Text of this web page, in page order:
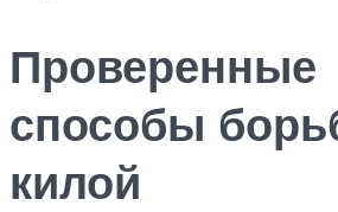
Проверенные
способы
килой